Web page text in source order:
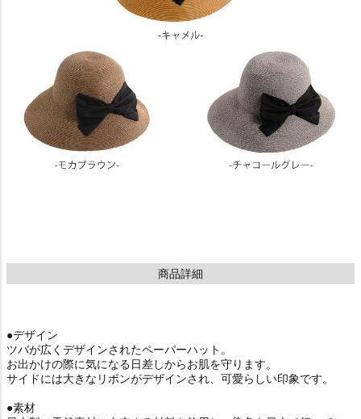
商品詳細
●デザイン
ツバが広くデザインされたペーパーハット。
お出かけの際に気になる日差しからお肌を守ります。
サイドには大きなリボンがデザインされ、可愛らしい印象です。
●素材